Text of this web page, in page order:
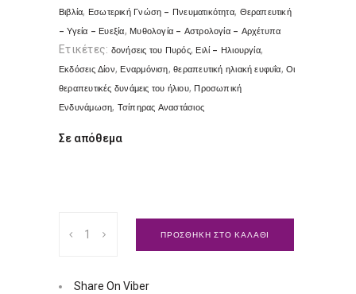
Βιβλία, Εσωτερική Γνώση - Πνευματικότητα, Θεραπευτική
- Υγεία - Ευεξία, Μυθολογία - Αστρολογία - Αρχέτυπα
Ετικέτες: δονήσεις του Πυρός, Ειλί - Ηλιουργία,
Εκδόσεις Δίον, Εναρμόνιση,θεραπευτική ηλιακή ευφυΐα,Οι
θεραπευτικές δυνάμεις του ήλιου, Προσωπική
Ενδυνάμωση, Τσίπηρας Αναστάσιος
Σε απόθεμα
Θεραπευτικές
του
ΠΡΟΣΘΗΚΗ ΣΤΟ ΚΑΛΑΘΙ
Share On Viber